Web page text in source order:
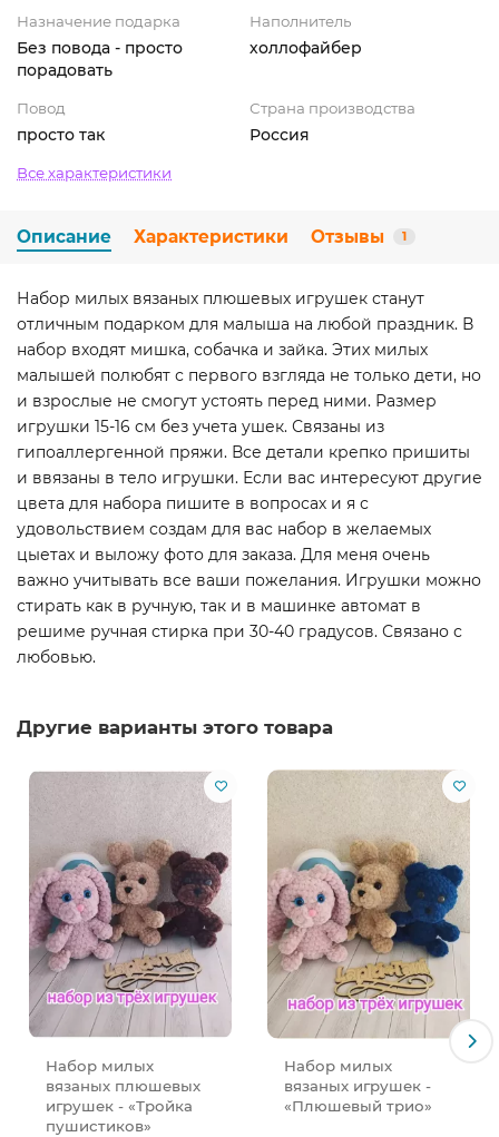
Назначение подарка
Без повода - просто
порадовать
Наполнитель
холлофайбер
Повод
просто так
Страна производства
Россия
Все характеристики
Описание Характеристики Отзывы 1
Набор милых вязаных плюшевых игрушек станут
отличным подарком для малыша на любой праздник. В
набор входят мишка, собачка и зайка. Этих милых
малышей полюбят с первого взгляда не только дети, но
и взрослые не смогут устоять перед ними. Размер
игрушки 15-16 см без учета ушек. Связаны из
гипоаллергенной пряжи. Все детали крепко пришиты
и ввязаны в тело игрушки. Если вас интересуют другие
цвета для набора пишите в вопросах и я с
удовольствием создам для вас набор в желаемых
цыетах и выложу фото для заказа. Для меня очень
важно учитывать все ваши пожелания. Игрушки можно
стирать как в ручную, так и в машинке автомат в
решиме ручная стирка при 30-40 градусов. Связано с
любовью.
Другие варианты этого товара
Набор милых
вязаных плюшевых
игрушек - «Тройка
пушистиков»
Набор милых
вязаных игрушек -
«Плюшевый трио»